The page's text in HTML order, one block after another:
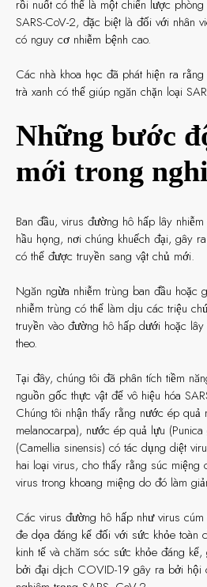
rồi nuốt có thể là một chiến lược
SARS-CoV-2, đặc biệt là đối với nhân
có nguy cơ nhiễm bệnh cao.
Các nhà khoa học đã phát hiện ra
trà xanh có thể giúp ngăn chặn loại
Những bước
mới trong
Ban đầu, virus đường hô hấp lây
hầu họng, nơi chúng khuếch đại, gây
có thể được truyền sang vật chủ mới.
Ngăn ngừa nhiễm trùng ban đầu hoặc
nhiễm trùng có thể làm dịu các triệu
truyền vào đường hô hấp dưới hoặc
theo.
Tại đây, chúng tôi đã phân tích tiềm
nguồn gốc thực vật để vô hiệu hóa
Chúng tôi nhận thấy rằng nước ép quả
melanocarpa), nước ép quả lựu (Punica
(Camellia sinensis) có tác dụng diệt
hai loại virus, cho thấy rằng súc miệng
virus trong khoang miệng do đó làm
Các virus đường hô hấp như virus
đe dọa đáng kể đối với sức khỏe toàn
kinh tế và chăm sóc sức khỏe đáng
bởi đại dịch COVID-19 gây ra bởi hội